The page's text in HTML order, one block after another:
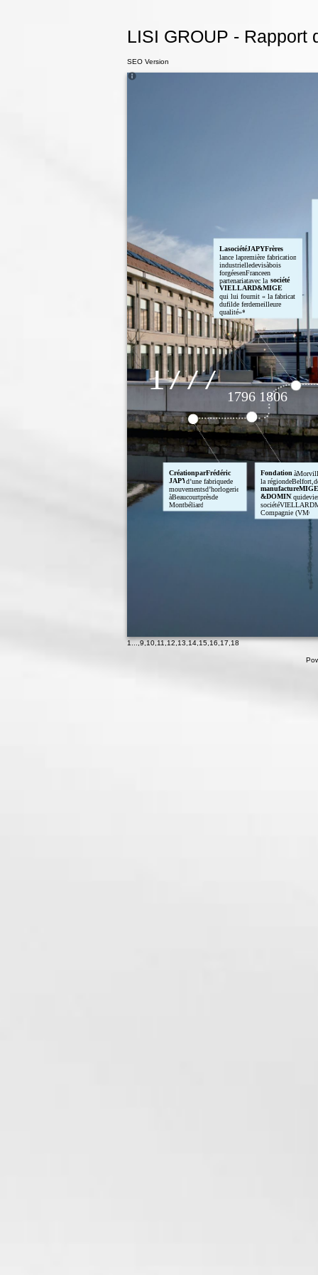
LISI GROUP - Rapport
1777 1796 1806
Fondation
la
&DOMINE
Compagnie (VMC).
LasociétéJAPYFrères
lance lapremière fabrication
industrielledevisàbois
forgéesenFranceen
partenariatavec la société
VIELLARD&MIGEON
qui lui fournit « la fabrication
dufilde ferdemeilleure
qualité»*.
CréationparFrédéric
JAPYd’une fabriquede
mouvementsd’horlogerie
àBeaucourtprèsde
Montbéliard.
SEO Version
1...,9,10,11,12,13,14,15,16,17,18